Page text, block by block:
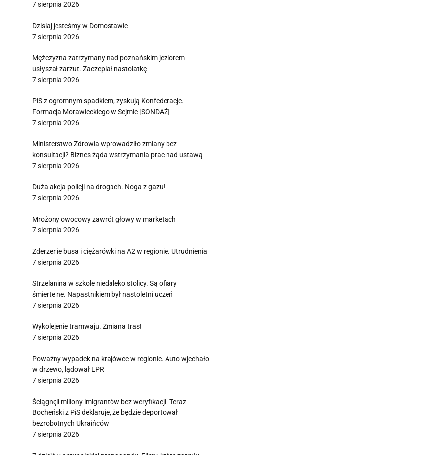
7 sierpnia 2026
Dzisiaj jesteśmy w Domostawie
7 sierpnia 2026
Mężczyzna zatrzymany nad poznańskim jeziorem
usłyszał zarzut. Zaczepiał nastolatkę
7 sierpnia 2026
PiS z ogromnym spadkiem, zyskują Konfederacje.
Formacja Morawieckiego w Sejmie [SONDAŻ]
7 sierpnia 2026
Ministerstwo Zdrowia wprowadziło zmiany bez
konsultacji? Biznes żąda wstrzymania prac nad ustawą
7 sierpnia 2026
Duża akcja policji na drogach. Noga z gazu!
7 sierpnia 2026
Mrożony owocowy zawrót głowy w marketach
7 sierpnia 2026
Zderzenie busa i ciężarówki na A2 w regionie. Utrudnienia
7 sierpnia 2026
Strzelanina w szkole niedaleko stolicy. Są ofiary
śmiertelne. Napastnikiem był nastoletni uczeń
7 sierpnia 2026
Wykolejenie tramwaju. Zmiana tras!
7 sierpnia 2026
Poważny wypadek na krajówce w regionie. Auto wjechało
w drzewo, lądował LPR
7 sierpnia 2026
Ściągnęli miliony imigrantów bez weryfikacji. Teraz
Bocheński z PiS deklaruje, że będzie deportował
bezrobotnych Ukraińców
7 sierpnia 2026